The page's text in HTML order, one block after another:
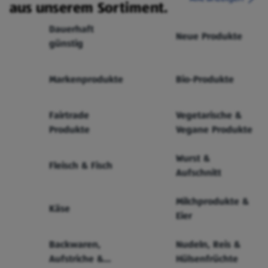
aus unserem Sortiment.
Dauerhaft
günstig
Neue Produkte
Markenprodukte Bio-Produkte
Fairtrade
Produkte
Vegetarische &
Vegane Produkte
Fleisch & Fisch
Wurst &
Aufschnitt
Käse
Milchprodukte &
Eier
Backwaren,
Aufstriche &
Nudeln, Reis &
Hülsenfrüchte